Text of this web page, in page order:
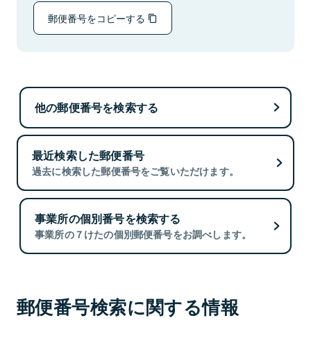
郵便番号をコピーする
他の郵便番号を検索する
最近検索した郵便番号
過去に検索した郵便番号をご覧いただけます。
事業所の個別番号を検索する
事業所の７けたの個別郵便番号をお調べします。
郵便番号検索に関する情報